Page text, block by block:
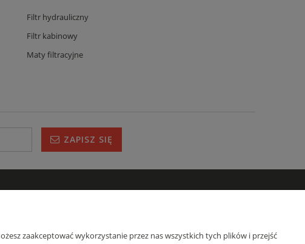
Filtr hydrauliczny
Filtr kabinowy
Maty filtracyjne
ZAPISZ SIĘ
Blog
zaakceptować wykorzystanie przez nas wszystkich tych plików i przejść